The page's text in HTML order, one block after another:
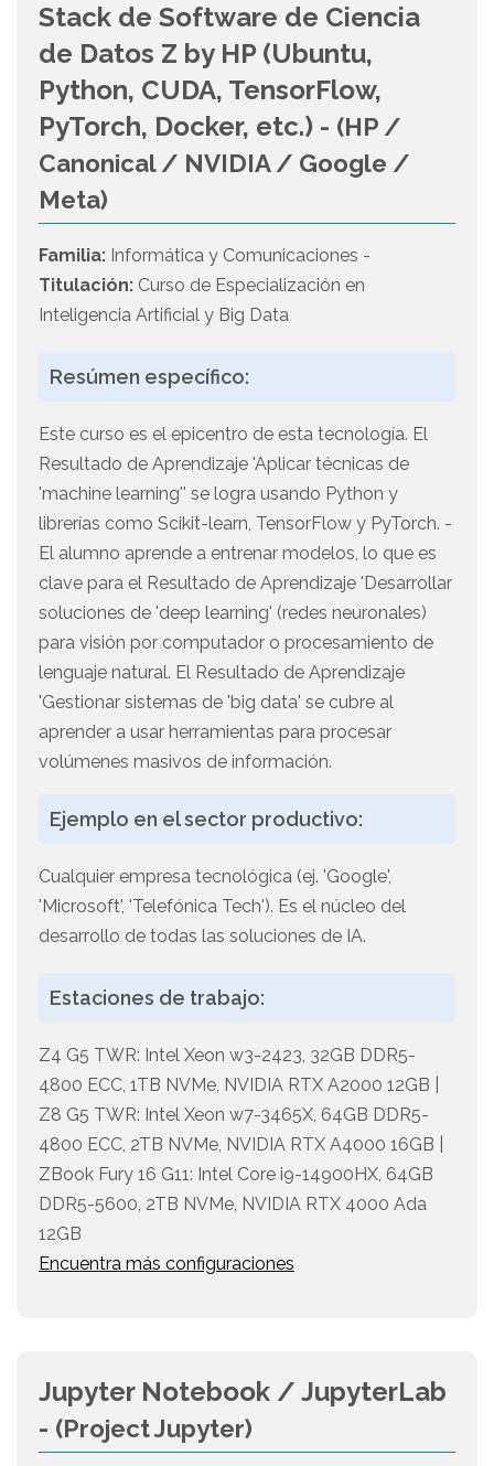
Stack de Software de Ciencia
de Datos Z by HP (Ubuntu,
Python, CUDA, TensorFlow,
PyTorch, Docker, etc.) - (HP /
Canonical / NVIDIA / Google /
Meta)
Familia: Informática y Comunicaciones -
Titulación: Curso de Especialización en
Inteligencia Artificial y Big Data
Resúmen específico:
Este curso es el epicentro de esta tecnología. El
Resultado de Aprendizaje 'Aplicar técnicas de
'machine learning'' se logra usando Python y
librerías como Scikit-learn, TensorFlow y PyTorch. -
El alumno aprende a entrenar modelos, lo que es
clave para el Resultado de Aprendizaje 'Desarrollar
soluciones de 'deep learning' (redes neuronales)
para visión por computador o procesamiento de
lenguaje natural. El Resultado de Aprendizaje
'Gestionar sistemas de 'big data' se cubre al
aprender a usar herramientas para procesar
volúmenes masivos de información.
Ejemplo en el sector productivo:
Cualquier empresa tecnológica (ej. 'Google',
'Microsoft', 'Telefónica Tech'). Es el núcleo del
desarrollo de todas las soluciones de IA.
Estaciones de trabajo:
Z4 G5 TWR: Intel Xeon w3-2423, 32GB DDR5-
4800 ECC, 1TB NVMe, NVIDIA RTX A2000 12GB |
Z8 G5 TWR: Intel Xeon w7-3465X, 64GB DDR5-
4800 ECC, 2TB NVMe, NVIDIA RTX A4000 16GB |
ZBook Fury 16 G11: Intel Core i9-14900HX, 64GB
DDR5-5600, 2TB NVMe, NVIDIA RTX 4000 Ada
12GB
Encuentra más configuraciones
Jupyter Notebook / JupyterLab
- (Project Jupyter)